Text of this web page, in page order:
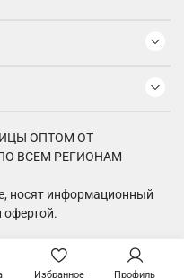
ОПТОМ ОТ
ВСЕМ РЕГИОНАМ
носят информационный
офертой.
Избранное Профиль